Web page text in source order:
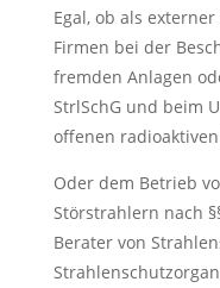
Egal, ob als
Firmen bei der
fremden Anlagen
StrlSchG und beim
offenen
Oder dem Betrieb
Störstrahlern nach
Berater von